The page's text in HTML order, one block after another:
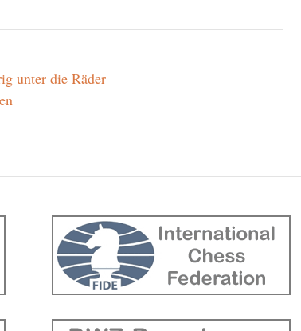
unter die Räder